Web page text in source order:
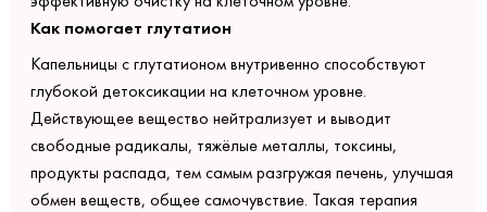
Как помогает глутатион
Капельницы с глутатионом внутривенно способствуют
глубокой детоксикации на клеточном уровне.
Действующее вещество нейтрализует и выводит
свободные радикалы, тяжёлые металлы, токсины,
продукты распада, тем самым разгружая печень, улучшая
обмен веществ, общее самочувствие. Такая терапия